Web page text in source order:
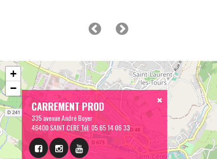
CARREMENT PROD
335 avenue André Boyer
46400 SAINT CERETél:05 65 14 06 33
+
−